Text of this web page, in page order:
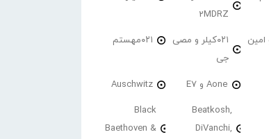
2MDRZ
و امین
۰۲۱کیلر و مصی
جی
۰۲۱مهستم
Aone و E7 Auschwitz
Beatkosh,
DiVanchi,
Black
Baethoven &